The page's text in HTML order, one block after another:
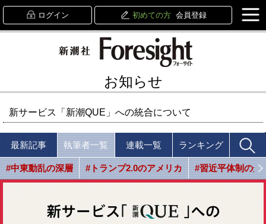
ログイン 初めての方 会員登録
お知らせ
新サービス「新潮QUE」への統合について
最新記事 執筆者一覧 連載一覧 ランキング
#中東動乱の深層 #トランプ2.0のアメリカ #習近平体制の光